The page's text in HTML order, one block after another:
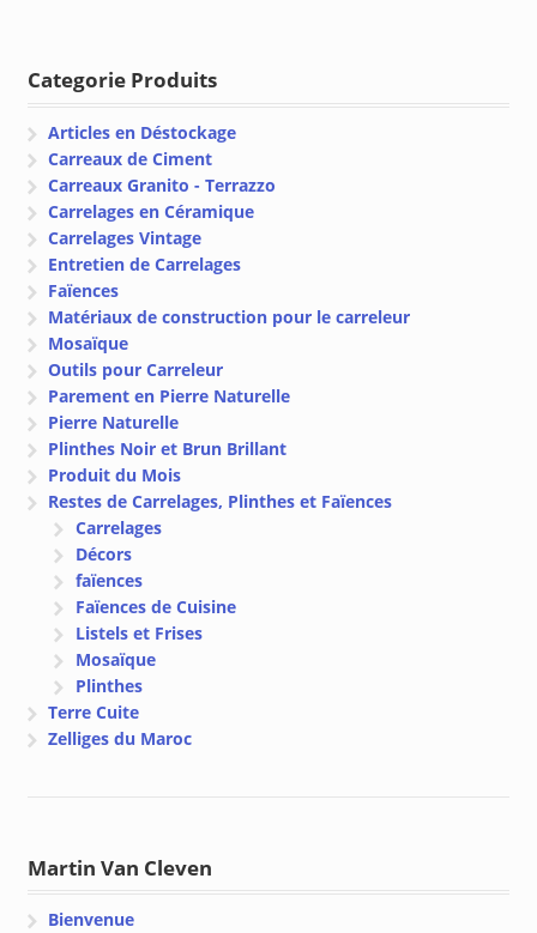
Categorie Produits
Articles en Déstockage
Carreaux de Ciment
Carreaux Granito - Terrazzo
Carrelages en Céramique
Carrelages Vintage
Entretien de Carrelages
Faïences
Matériaux de construction pour le carreleur
Mosaïque
Outils pour Carreleur
Parement en Pierre Naturelle
Pierre Naturelle
Plinthes Noir et Brun Brillant
Produit du Mois
Restes de Carrelages, Plinthes et Faïences
Carrelages
Décors
faïences
Faïences de Cuisine
Listels et Frises
Mosaïque
Plinthes
Terre Cuite
Zelliges du Maroc
Martin Van Cleven
Bienvenue